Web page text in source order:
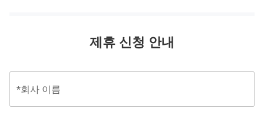
제휴 신청 안내